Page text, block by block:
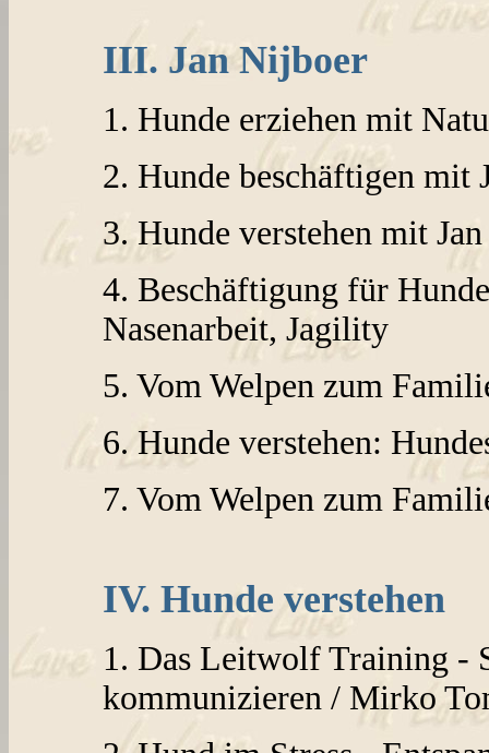
III. Jan Nijboer
1. Hunde erziehen mit
2. Hunde beschäftigen mit
3. Hunde verstehen mit
4. Beschäftigung für
Nasenarbeit, Jagility
5. Vom Welpen zum
6. Hunde verstehen:
7. Vom Welpen zum
IV. Hunde verstehen
1. Das Leitwolf Training -
kommunizieren / Mirko